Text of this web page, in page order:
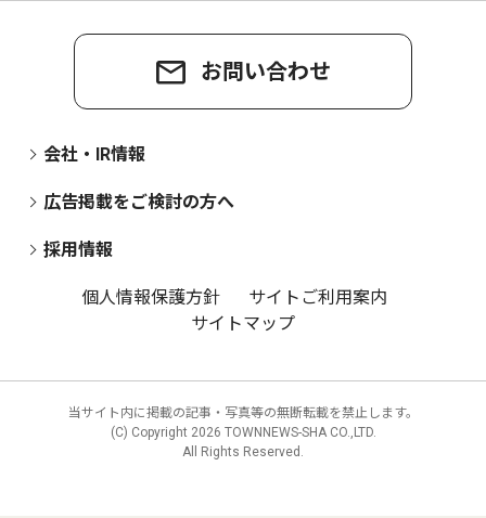
お問い合わせ
会社・IR情報
広告掲載をご検討の方へ
採用情報
個人情報保護方針
サイトご利用案内
サイトマップ
当サイト内に掲載の記事・写真等の無断転載を禁止します。
(C) Copyright 2026 TOWNNEWS-SHA CO.,LTD.
All Rights Reserved.